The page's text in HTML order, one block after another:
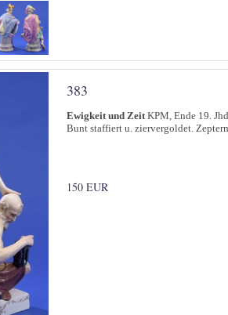
383
Ewigkeit und ZeitKPM, Ende 19.
Bunt staffiert u. ziervergoldet.
150 EUR